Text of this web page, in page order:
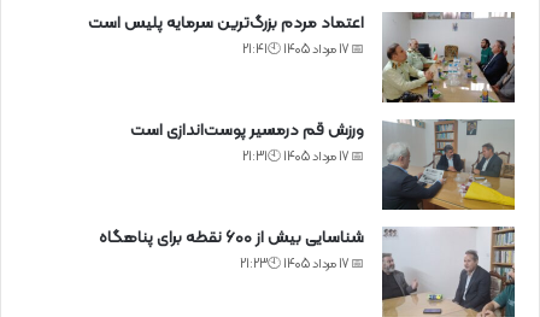
اعتماد مردم بزرگ‌ترین سرمایه پلیس است
📅 17 مرداد 1405 🕙21:41
ورزش قم درمسیر پوست‌اندازی است
📅 17 مرداد 1405 🕙21:31
شناسایی بیش از ۶۰۰ نقطه برای پناهگاه
📅 17 مرداد 1405 🕙21:23